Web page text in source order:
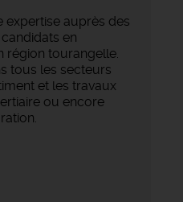
auprès des
en
région tourangelle.
tous les secteurs
et les travaux
ou encore